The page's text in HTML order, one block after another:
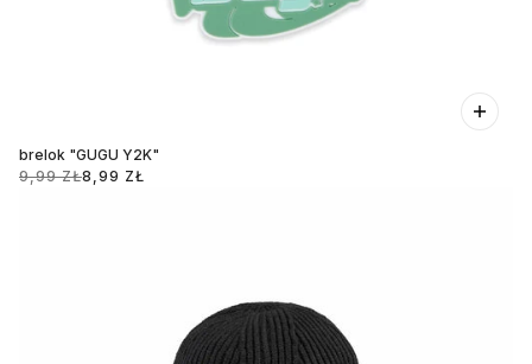
brelok "GUGU Y2K"
9,99 ZŁ8,99 ZŁ